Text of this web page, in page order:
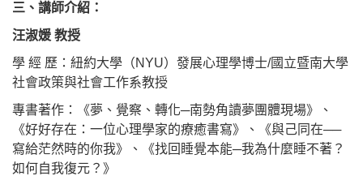
三、 講師介紹：
汪淑媛 教授
學 經 歷：紐約大學（NYU）發展心理學博士/國立暨南大學
社會政策與社會工作系教授
專書著作：《夢、覺察、轉化─南勢角讀夢團體現場》、
《好好存在：一位心理學家的療癒書寫》、《與己同在──
寫給茫然時的你我》、《找回睡覺本能─我為什麼睡不著？
如何自我復元？》